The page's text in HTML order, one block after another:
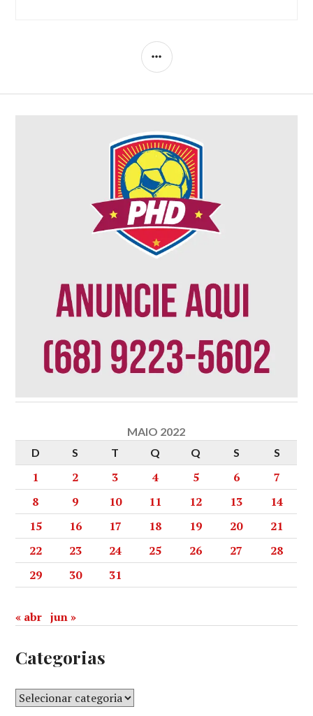
MAIO 2022
D
S T Q Q S S
1 2 3 4 5 6
7
8
9 10 11 12 13
14
15
16 17 18 19 20
21
22
23 24 25 26 27
28
29
30 31
« abr jun »
Categorias